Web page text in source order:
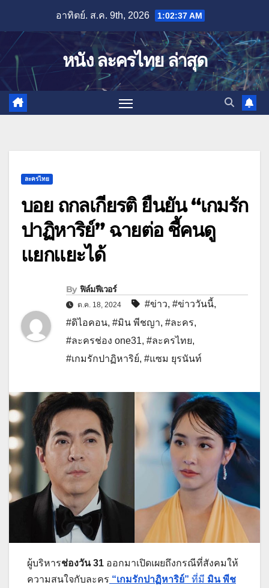
content
อาทิตย์. ส.ค. 9th, 2026 1:02:38 AM
หนัง ละครไทย ล่าสุด
ละครไทย
บอย ถกลเกียรติ ยืนยัน “เกมรัก
ปาฏิหาริย์” ฉายต่อ ชี้คนดู
แยกแยะได้
By ฟิล์มฟีเวอร์
ต.ค. 18, 2024 #ข่าว, #ข่าววันนี้,
#ดิไอคอน, #มิน พีชญา, #ละคร,
#ละครช่อง one31, #ละครไทย,
#เกมรักปาฏิหาริย์, #แซม ยุรนันท์
ผู้บริหารช่องวัน 31 ออกมาเปิดเผยถึงกรณีที่สังคมให้
ความสนใจกับละคร “เกมรักปาฏิหาริย์” ที่มี มิน พีช